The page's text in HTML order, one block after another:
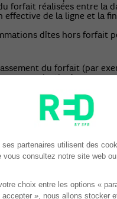
forfait réalisées entre la
effective de la ligne et la
dîtes hors forfait
du forfait (par
communication),
roaming
votre offre (utilisation de
pour des consommations
et/ou appels émis vers
internationales
numéros longs